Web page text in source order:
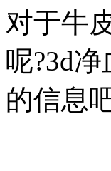
对于牛
呢?3d
的信息吧